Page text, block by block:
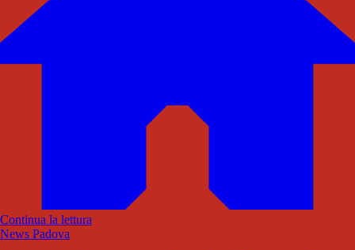
Continua la lettura
News Padova